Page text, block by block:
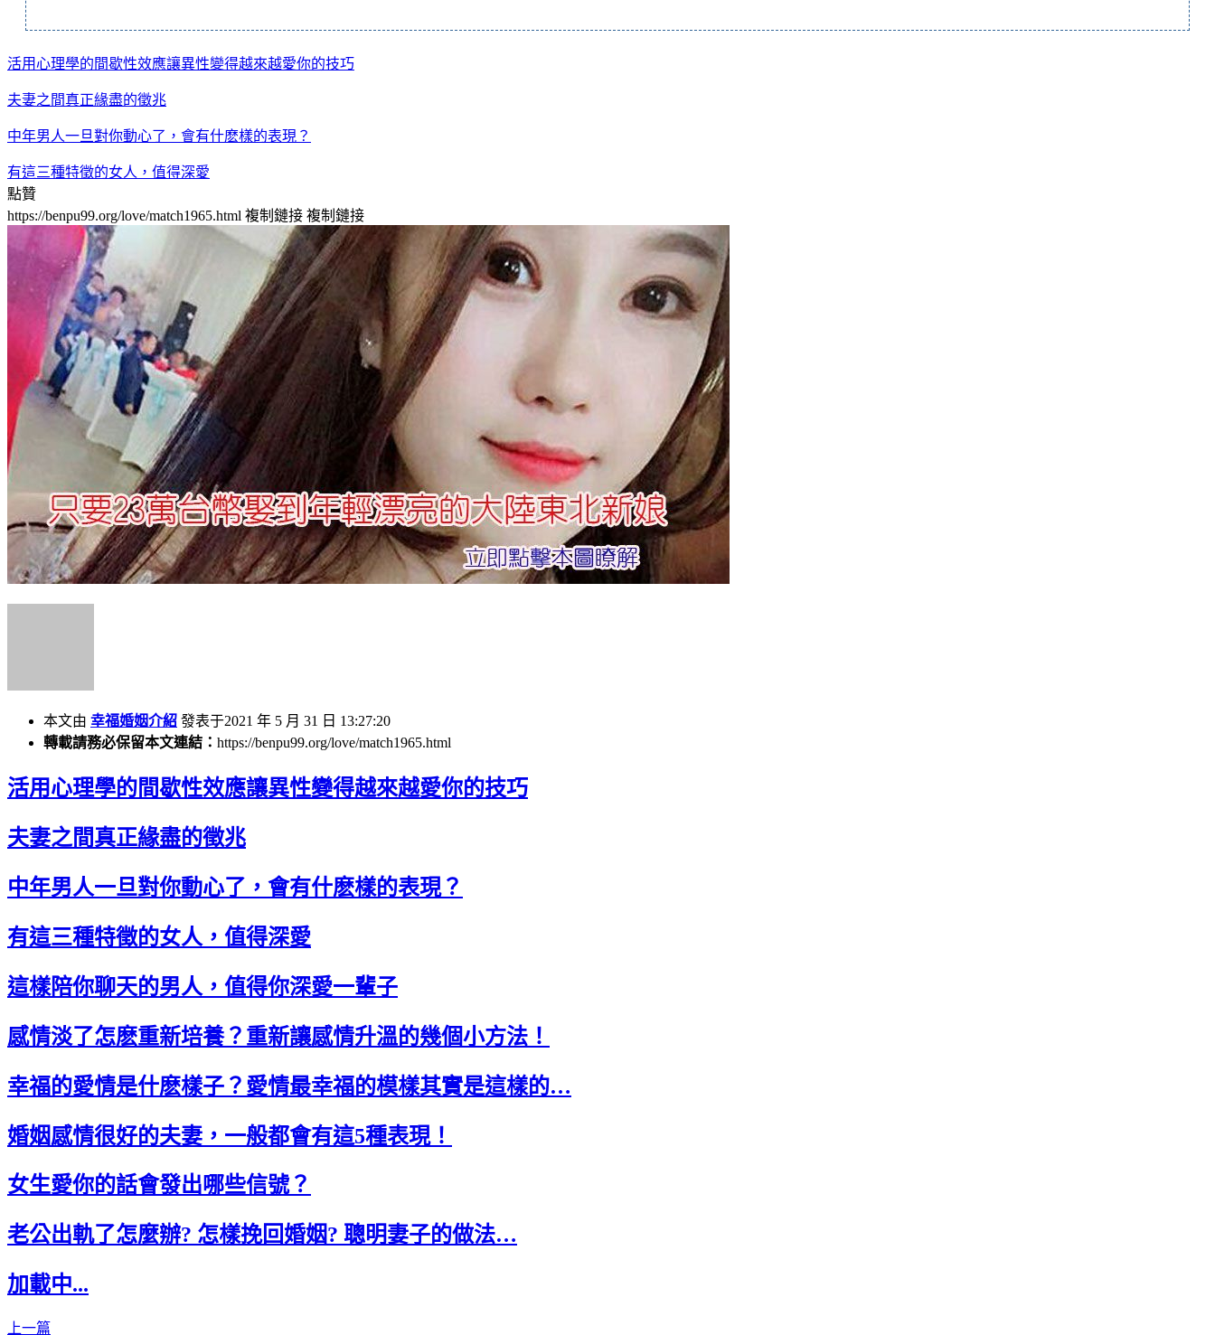
活用心理學的間歇性效應讓異性變得越來越愛你的技巧
夫妻之間真正緣盡的徵兆
中年男人一旦對你動心了，會有什麽樣的表現？
有這三種特徵的女人，值得深愛
點贊
https://benpu99.org/love/match1965.html 複制鏈接 複制鏈接
本文由 幸福婚姻介紹 發表于2021 年 5 月 31 日 13:27:20
轉載請務必保留本文連結： https://benpu99.org/love/match1965.html
活用心理學的間歇性效應讓異性變得越來越愛你的技巧
夫妻之間真正緣盡的徵兆
中年男人一旦對你動心了，會有什麽樣的表現？
有這三種特徵的女人，值得深愛
這樣陪你聊天的男人，值得你深愛一輩子
感情淡了怎麽重新培養？重新讓感情升溫的幾個小方法！
幸福的愛情是什麽樣子？愛情最幸福的模樣其實是這樣的…
婚姻感情很好的夫妻，一般都會有這5種表現！
女生愛你的話會發出哪些信號？
老公出軌了怎麼辦? 怎樣挽回婚姻? 聰明妻子的做法…
加載中...
上一篇